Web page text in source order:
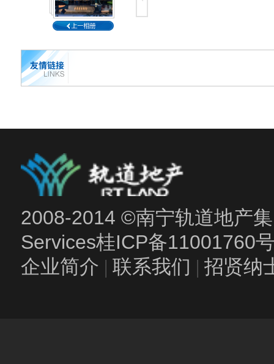
2008-2014 ©南宁轨道地产
Services桂ICP备11001760
企业简介 | 联系我们 | 招贤纳